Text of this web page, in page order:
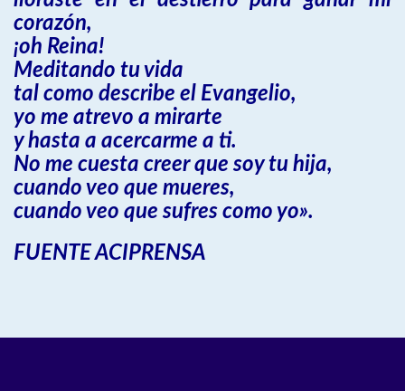
corazón,
¡oh Reina!
Meditando tu vida
tal como describe el Evangelio,
yo me atrevo a mirarte
y hasta a acercarme a ti.
No me cuesta creer que soy tu hija,
cuando veo que mueres,
cuando veo que sufres como yo».
FUENTE ACIPRENSA